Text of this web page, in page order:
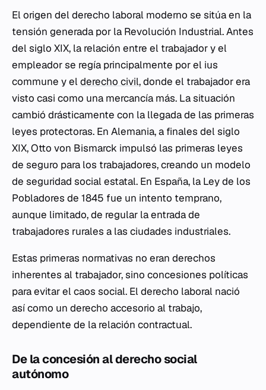
El origen del derecho laboral moderno se sitúa en la
tensión generada por la Revolución Industrial. Antes
del siglo XIX, la relación entre el trabajador y el
empleador se regía principalmente por el ius
commune y elderecho civil, donde el trabajador era
visto casi como una mercancía más. La situación
cambió drásticamente con la llegada de las primeras
leyes protectoras. En Alemania, a finales del siglo
XIX, Otto von Bismarck impulsó las primeras leyes
de seguro para los trabajadores, creando un modelo
de seguridad social estatal. En España, la Ley de los
Pobladores de 1845 fue un intento temprano,
aunque limitado, de regular la entrada de
trabajadores rurales a las ciudades industriales.
Estas primeras normativas no eran derechos
inherentes al trabajador, sino concesiones políticas
para evitar el caos social. El derecho laboral nació
así como un derecho accesorio al trabajo,
dependiente de la relación contractual.
De la concesión al derecho social
autónomo